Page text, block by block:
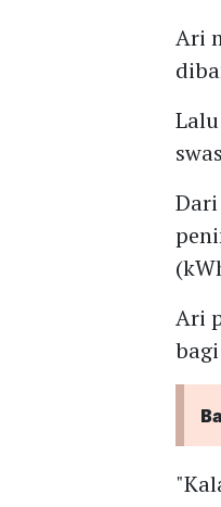
Ari
Ari